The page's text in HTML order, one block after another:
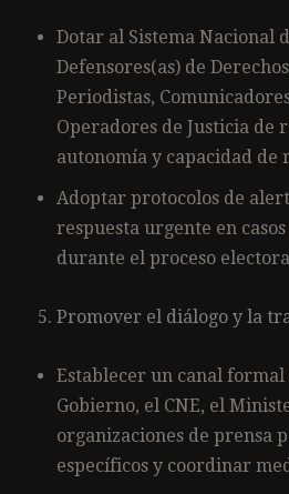
Dotar al Sistema Nacional
Defensores(as) de
Periodistas,
Operadores de Justicia de
autonomía y capacidad de
Adoptar protocolos de
respuesta urgente en
durante el proceso
Promover el diálogo y la
Establecer un canal
Gobierno, el CNE, el
organizaciones de prensa
específicos y coordinar